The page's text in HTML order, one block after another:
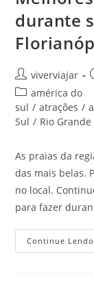
durante
Autor
do
post:
viverviajar
Categoria
do
post:
américa do
sul / atrações /
Sul / Rio Grande
As praias da
das mais belas.
no local.
para fazer
Continue Lendo